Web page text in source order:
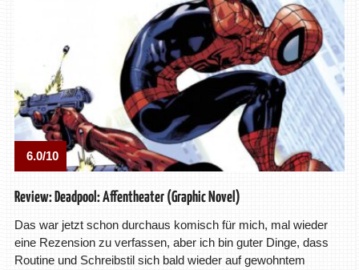
6.0/10
Review: Deadpool: Affentheater (Graphic Novel)
Das war jetzt schon durchaus komisch für mich, mal wieder
eine Rezension zu verfassen, aber ich bin guter Dinge, dass
Routine und Schreibstil sich bald wieder auf gewohntem